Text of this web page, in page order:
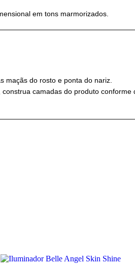
em tons marmorizados.
maçãs do rosto e ponta do nariz.
camadas do produto conforme